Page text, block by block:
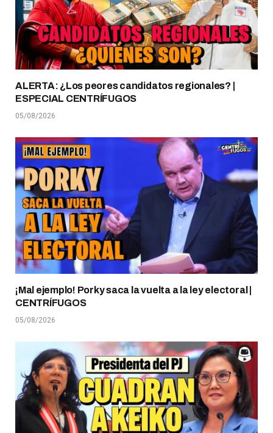
ALERTA: ¿Los peores candidatos regionales? |
ESPECIAL CENTRÍFUGOS
05/08/2026
¡Mal ejemplo! Porky saca la vuelta a la ley electoral |
CENTRÍFUGOS
05/08/2026